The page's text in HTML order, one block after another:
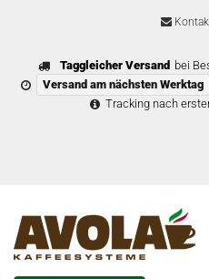
Taggleicher Versand bei
Versand am nächsten Werktag
Tracking nach